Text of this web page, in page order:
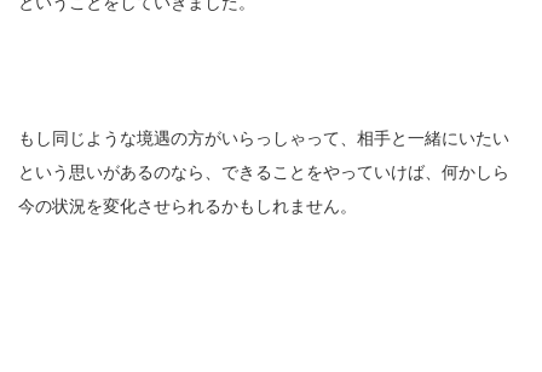
もし同じような境遇の方がいらっしゃって、相手と一緒にいたい
という思いがあるのなら、できることをやっていけば、何かしら
今の状況を変化させられるかもしれません。